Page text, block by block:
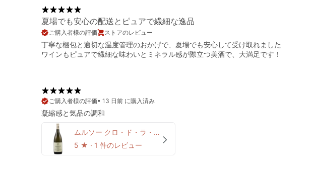
夏場でも安心の配送とピュアで繊細な逸品
ストアのレビュー
丁寧な梱包と適切な温度管理のおかげで、夏場でも安心して受け取れました
ワインもピュアで繊細な味わいとミネラル感が際立つ美酒で、大満足です！
• 13 日前 に購入済み
凝縮感と気品の調和
ムルソー クロ・ド・ラ・バール 2019 ドメーヌ・デ・コント・ラフォン
5 ★ · 1 件のレビュー